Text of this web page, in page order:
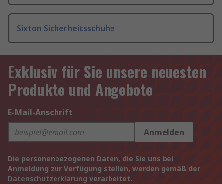
Sixton Sicherheitsschuhe
Exklusiv für Sie unsere neuesten
Produkte und Angebote
E-Mail-Anschrift
Anmelden
Die personenbezogenen Daten, die Sie uns bei
Anmeldung zur Verfügung stellen, werden gemäß der
Datenschutzerklärung verarbeitet.